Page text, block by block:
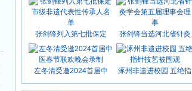
张剑锋列入第七批保定 张剑锋当选河北省针灸
左冬清受邀2024首届中 涿州非遗进校园 五绝指